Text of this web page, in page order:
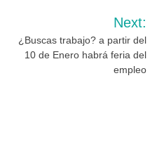
Next:
¿Buscas trabajo? a partir del
10 de Enero habrá feria del
empleo